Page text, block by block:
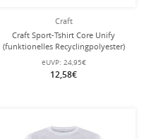
Craft
Craft Sport-Tshirt Core Unify
(funktionelles Recyclingpolyester)
orange Herren
eUVP: 24,95€
12,58€